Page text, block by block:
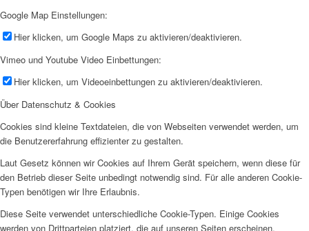
Google Map Einstellungen:
Hier klicken, um Google Maps zu aktivieren/deaktivieren.
Vimeo und Youtube Video Einbettungen:
Hier klicken, um Videoeinbettungen zu aktivieren/deaktivieren.
Über Datenschutz & Cookies
Cookies sind kleine Textdateien, die von Webseiten verwendet werden, um
die Benutzererfahrung effizienter zu gestalten.
Laut Gesetz können wir Cookies auf Ihrem Gerät speichern, wenn diese für
den Betrieb dieser Seite unbedingt notwendig sind. Für alle anderen Cookie-
Typen benötigen wir Ihre Erlaubnis.
Diese Seite verwendet unterschiedliche Cookie-Typen. Einige Cookies
werden von Drittparteien platziert, die auf unseren Seiten erscheinen.